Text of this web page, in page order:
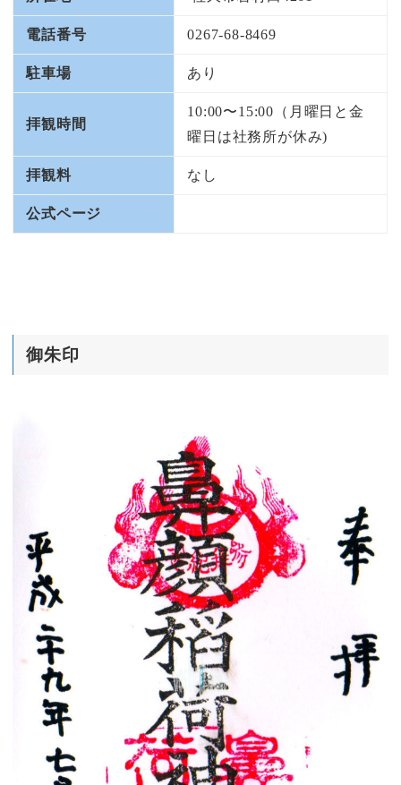
電話番号 0267-68-8469
駐車場 あり
拝観時間
10:00〜15:00（月曜日と金
曜日は社務所が休み)
拝観料 なし
公式ページ
御朱印